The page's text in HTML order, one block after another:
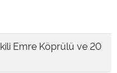
Emre Köprülü ve 20